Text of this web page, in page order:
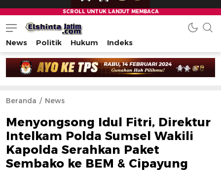
News Politik Hukum Indeks
Beranda News
Menyongsong Idul Fitri, Direktur
Intelkam Polda Sumsel Wakili
Kapolda Serahkan Paket
Sembako ke BEM & Cipayung